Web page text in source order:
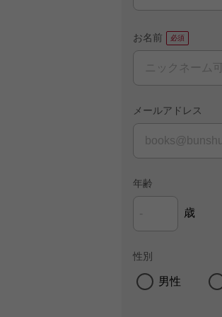
お名前
メールアドレス
年齢
歳
性別
男性